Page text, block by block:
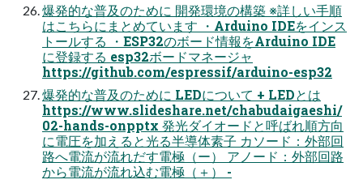
爆発的な普及のために 開発環境の構築 ※詳しい手順
はこちらにまとめています ・Arduino IDEをインス
トールする ・ESP32のボード情報をArduino IDE
に登録する esp32ボードマネージャ
https://github.com/espressif/arduino-esp32
爆発的な普及のために LEDについて + LEDとは
https://www.slideshare.net/chabudaigaeshi/
02-hands-onpptx 発光ダイオードと呼ばれ順方向
に電圧を加えると光る半導体素子 カソード：外部回
路へ電流が流れだす電極（ー） アノード：外部回路
から電流が流れ込む電極（＋） -